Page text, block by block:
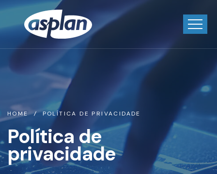
HOME POLÍTICA DE PRIVACIDADE
Política de
privacidade